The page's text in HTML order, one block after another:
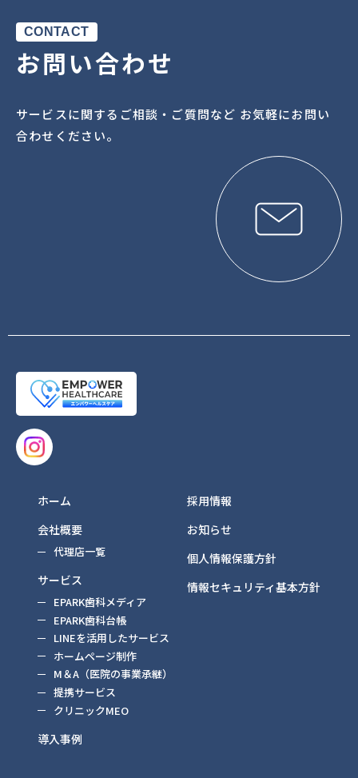
CONTACT
お問い合わせ
サービスに関するご相談・ご質問など お気軽にお問い
合わせください。
ホーム
会社概要
代理店一覧
サービス
EPARK歯科メディア
EPARK歯科台帳
LINEを活用したサービス
ホームページ制作
M＆A（医院の事業承継）
提携サービス
クリニックMEO
導入事例
採用情報
お知らせ
個人情報保護方針
情報セキュリティ基本方針